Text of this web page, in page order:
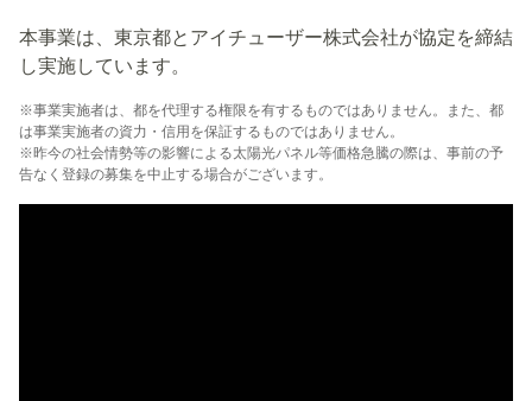
本事業は、東京都とアイチューザー株式会社が協定を締結
し実施しています。
※事業実施者は、都を代理する権限を有するものではありません。また、都
は事業実施者の資力・信用を保証するものではありません。
※昨今の社会情勢等の影響による太陽光パネル等価格急騰の際は、事前の予
告なく登録の募集を中止する場合がございます。